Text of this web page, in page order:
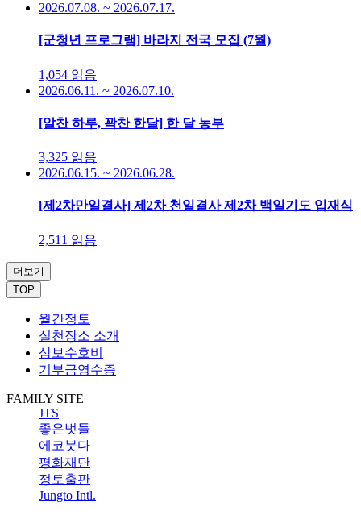
2026.07.08. ~ 2026.07.17.
[군청년 프로그램] 바라지 전국 모집 (7월)
1,054 읽음
2026.06.11. ~ 2026.07.10.
[알찬 하루, 꽉찬 한달] 한 달 농부
3,325 읽음
2026.06.15. ~ 2026.06.28.
[제2차만일결사] 제2차 천일결사 제2차 백일기도 입재식
2,511 읽음
더보기
TOP
월간정토
실천장소 소개
삼보수호비
기부금영수증
FAMILY SITE
JTS
좋은벗들
에코붓다
평화재단
정토출판
Jungto Intl.